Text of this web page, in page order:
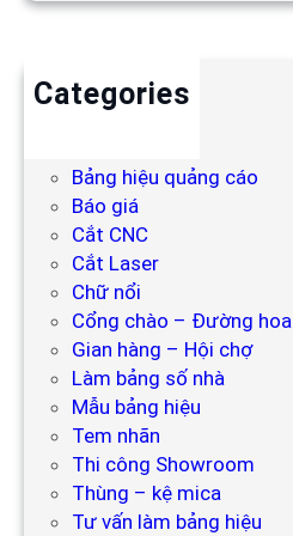
Categories
Bảng hiệu quảng cáo
Báo giá
Cắt CNC
Cắt Laser
Chữ nổi
Cổng chào – Đường hoa
Gian hàng – Hội chợ
Làm bảng số nhà
Mẫu bảng hiệu
Tem nhãn
Thi công Showroom
Thùng – kệ mica
Tư vấn làm bảng hiệu